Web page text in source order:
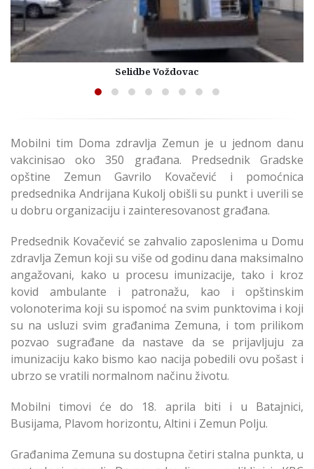
Selidbe Voždovac
Mobilni tim Doma zdravlja Zemun je u jednom danu
vakcinisao oko 350 građana. Predsednik Gradske
opštine Zemun Gavrilo Kovačević i pomoćnica
predsednika Andrijana Kukolj obišli su punkt i uverili se
u dobru organizaciju i zainteresovanost građana.
Predsednik Kovačević se zahvalio zaposlenima u Domu
zdravlja Zemun koji su više od godinu dana maksimalno
angažovani, kako u procesu imunizacije, tako i kroz
kovid ambulante i patronažu, kao i opštinskim
volonoterima koji su ispomoć na svim punktovima i koji
su na usluzi svim građanima Zemuna, i tom prilikom
pozvao sugrađane da nastave da se prijavljuju za
imunizaciju kako bismo kao nacija pobedili ovu pošast i
ubrzo se vratili normalnom načinu životu.
Mobilni timovi će do 18. aprila biti i u Batajnici,
Busijama, Plavom horizontu, Altini i Zemun Polju.
Građanima Zemuna su dostupna četiri stalna punkta, u